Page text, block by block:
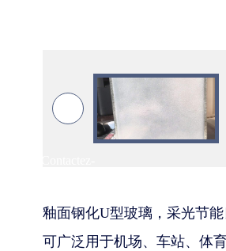
釉面钢化U型玻璃，采光节
可广泛用于机场、车站、体